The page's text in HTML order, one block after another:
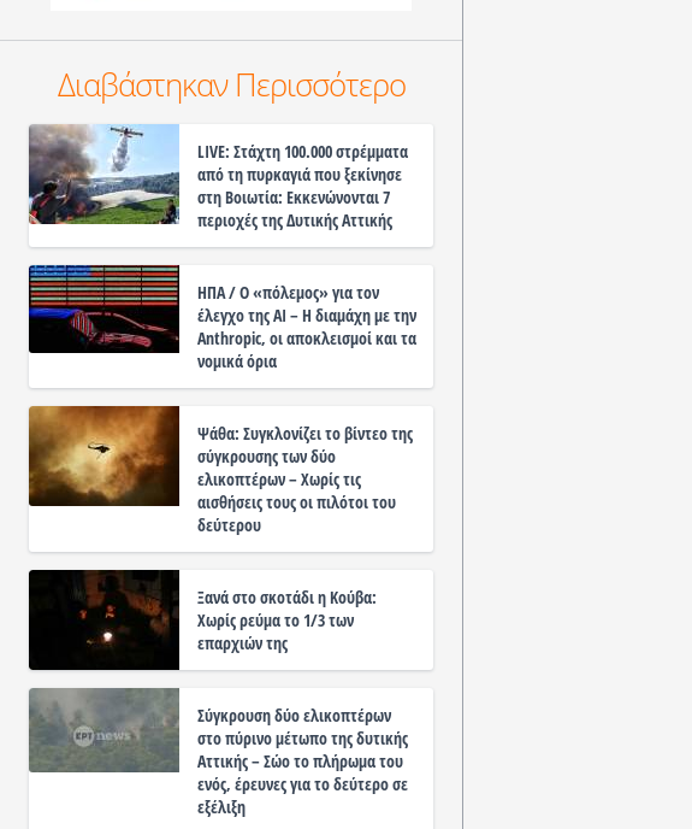
Διαβάστηκαν Περισσότερο
LIVE: Στάχτη 100.000 στρέμματα
από τη πυρκαγιά που ξεκίνησε
στη Βοιωτία: Εκκενώνονται 7
περιοχές της Δυτικής Αττικής
ΗΠΑ / Ο «πόλεμος» για τον
έλεγχο της ΑΙ – Η διαμάχη με την
Anthropic, οι αποκλεισμοί και τα
νομικά όρια
Ψάθα: Συγκλονίζει το βίντεο της
σύγκρουσης των δύο
ελικοπτέρων – Χωρίς τις
αισθήσεις τους οι πιλότοι του
δεύτερου
Ξανά στο σκοτάδι η Κούβα:
Χωρίς ρεύμα το 1/3 των
επαρχιών της
Σύγκρουση δύο ελικοπτέρων
στο πύρινο μέτωπο της δυτικής
Αττικής – Σώο το πλήρωμα του
ενός, έρευνες για το δεύτερο σε
εξέλιξη